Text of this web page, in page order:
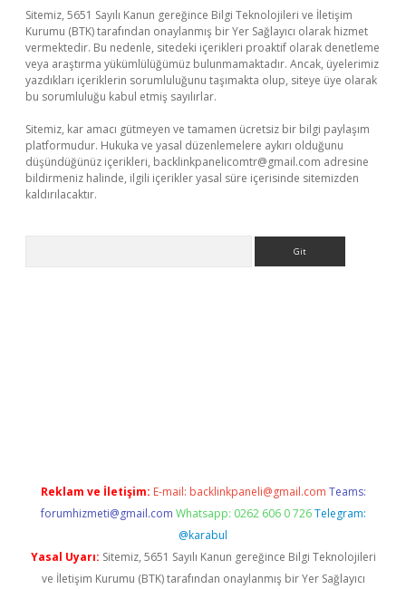
Sitemiz, 5651 Sayılı Kanun gereğince Bilgi Teknolojileri ve İletişim
Kurumu (BTK) tarafından onaylanmış bir Yer Sağlayıcı olarak hizmet
vermektedir. Bu nedenle, sitedeki içerikleri proaktif olarak denetleme
veya araştırma yükümlülüğümüz bulunmamaktadır. Ancak, üyelerimiz
yazdıkları içeriklerin sorumluluğunu taşımakta olup, siteye üye olarak
bu sorumluluğu kabul etmiş sayılırlar.
Sitemiz, kar amacı gütmeyen ve tamamen ücretsiz bir bilgi paylaşım
platformudur. Hukuka ve yasal düzenlemelere aykırı olduğunu
düşündüğünüz içerikleri, backlinkpanelicomtr@gmail.com adresine
bildirmeniz halinde, ilgili içerikler yasal süre içerisinde sitemizden
kaldırılacaktır.
Reklam ve İletişim: E-mail: backlinkpaneli@gmail.com Teams:
forumhizmeti@gmail.com Whatsapp: 0262 606 0 726 Telegram:
@karabul
Yasal Uyarı: Sitemiz, 5651 Sayılı Kanun gereğince Bilgi Teknolojileri
ve İletişim Kurumu (BTK) tarafından onaylanmış bir Yer Sağlayıcı